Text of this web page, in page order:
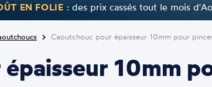
EN FOLIE : des prix cassés tout le mois
Caoutchouc pour épaisseur 10mm pour
10mm